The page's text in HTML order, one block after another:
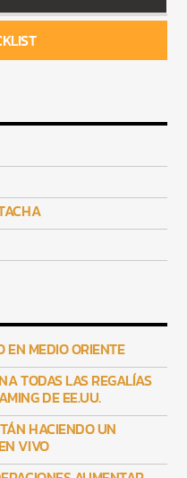
EN MEDIO ORIENTE
TODAS LAS REGALÍAS
DE EE.UU.
HACIENDO UN
VIVO